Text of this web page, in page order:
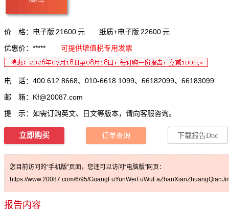
价 格：电子版 21600 元 纸质+电子版 22600 元
优惠价：*****
可提供增值税专用发票
电 话：400 612 8668、010-6618 1099、66182099、66183099
邮 箱： Kf@20087.com
提 示：如需订购英文、日文等版本，请向客服咨询。
立即购买 订单查询 下载报告Doc
您目前访问的“手机版”页面，您还可以访问“电脑版”网页：
https://www.20087.com/6/95/
报告内容